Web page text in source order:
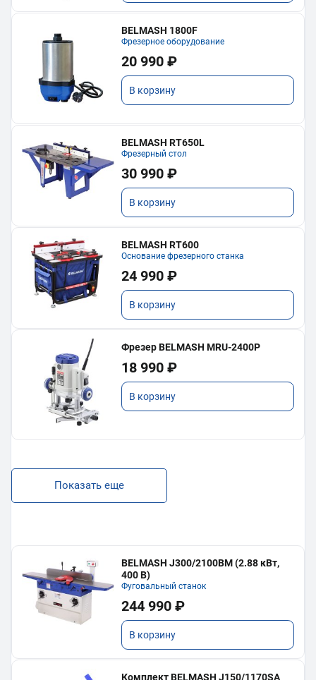
BELMASH 1800F
Фрезерное оборудование
20 990 ₽
В корзину
BELMASH RT650L
Фрезерный стол
30 990 ₽
В корзину
BELMASH RT600
Основание фрезерного станка
24 990 ₽
В корзину
Фрезер BELMASH MRU-2400P
18 990 ₽
В корзину
Показать еще
BELMASH J300/2100ВМ (2.88 кВт,
400 В)
Фуговальный станок
244 990 ₽
В корзину
Комплект BELMASH J150/1170SA